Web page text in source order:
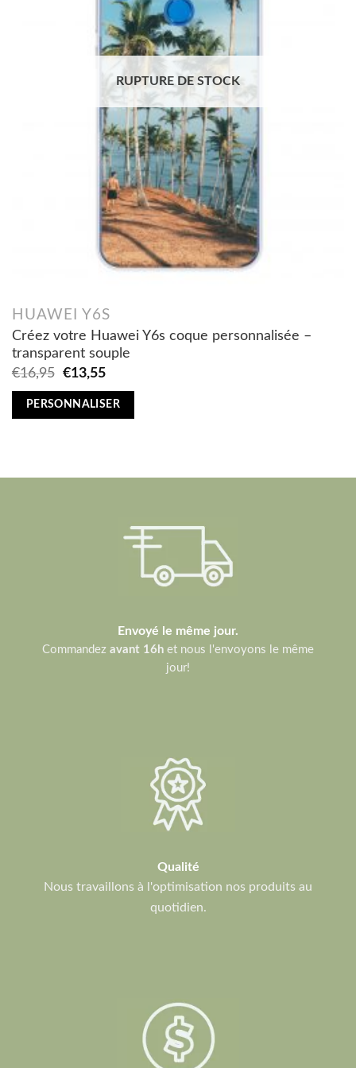
RUPTURE DE STOCK
HUAWEI Y6S
Créez votre Huawei Y6s coque personnalisée –
transparent souple
€16,95
Original
was:
€13,55Current
is:
PERSONNALISER
Envoyé le même jour.
Commandez avant 16h et nous l'envoyons le même
jour!
Qualité
Nous travaillons à l'optimisation nos produits au
quotidien.